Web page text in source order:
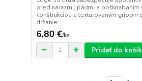
pred nárazmi, pádmi a poškriabaním
konštrukciou a textúrovaným gripom
držanie.
6,80 €/ks
Pridať do